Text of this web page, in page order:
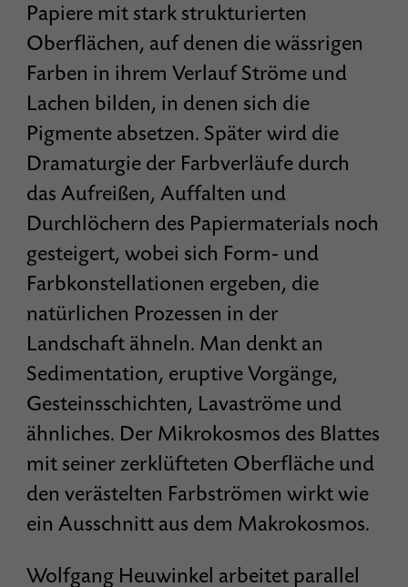
Papiere mit stark strukturierten
Oberflächen, auf denen die wässrigen
Farben in ihrem Verlauf Ströme und
Lachen bilden, in denen sich die
Pigmente absetzen. Später wird die
Dramaturgie der Farbverläufe durch
das Aufreißen, Auffalten und
Durchlöchern des Papiermaterials noch
gesteigert, wobei sich Form- und
Farbkonstellationen ergeben, die
natürlichen Prozessen in der
Landschaft ähneln. Man denkt an
Sedimentation, eruptive Vorgänge,
Gesteinsschichten, Lavaströme und
ähnliches. Der Mikrokosmos des Blattes
mit seiner zerklüfteten Oberfläche und
den verästelten Farbströmen wirkt wie
ein Ausschnitt aus dem Makrokosmos.
Wolfgang Heuwinkel arbeitet parallel